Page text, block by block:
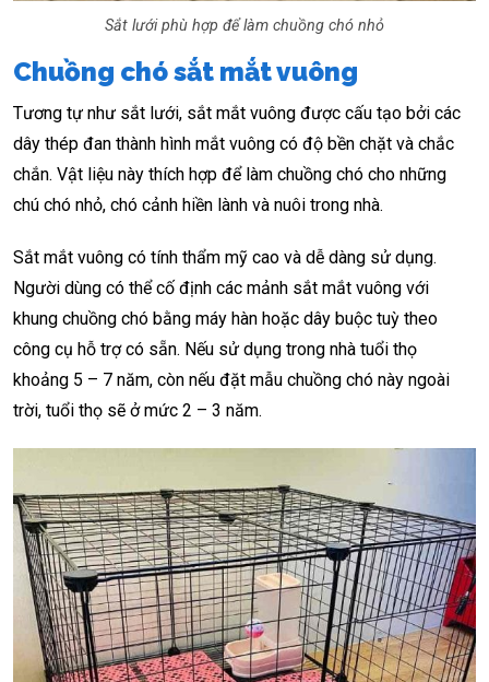
Sắt lưới phù hợp để làm chuồng chó nhỏ
Chuồng chó sắt mắt vuông
Tương tự như sắt lưới, sắt mắt vuông được cấu tạo bởi các
dây thép đan thành hình mắt vuông có độ bền chặt và chắc
chắn. Vật liệu này thích hợp để làm chuồng chó cho những
chú chó nhỏ, chó cảnh hiền lành và nuôi trong nhà.
Sắt mắt vuông có tính thẩm mỹ cao và dễ dàng sử dụng.
Người dùng có thể cố định các mảnh sắt mắt vuông với
khung chuồng chó bằng máy hàn hoặc dây buộc tuỳ theo
công cụ hỗ trợ có sẵn. Nếu sử dụng trong nhà tuổi thọ
khoảng 5 – 7 năm, còn nếu đặt mẫu chuồng chó này ngoài
trời, tuổi thọ sẽ ở mức 2 – 3 năm.